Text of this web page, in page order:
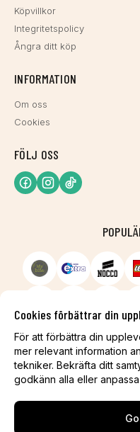
Cookies förbättrar din
För att förbättra din
mer relevant information
tekniker. Bekräfta ditt
godkänn alla eller
Köpvillkor
Integritetspolicy
Ångra ditt köp
INFORMATION
Om oss
Cookies
FÖLJ OSS